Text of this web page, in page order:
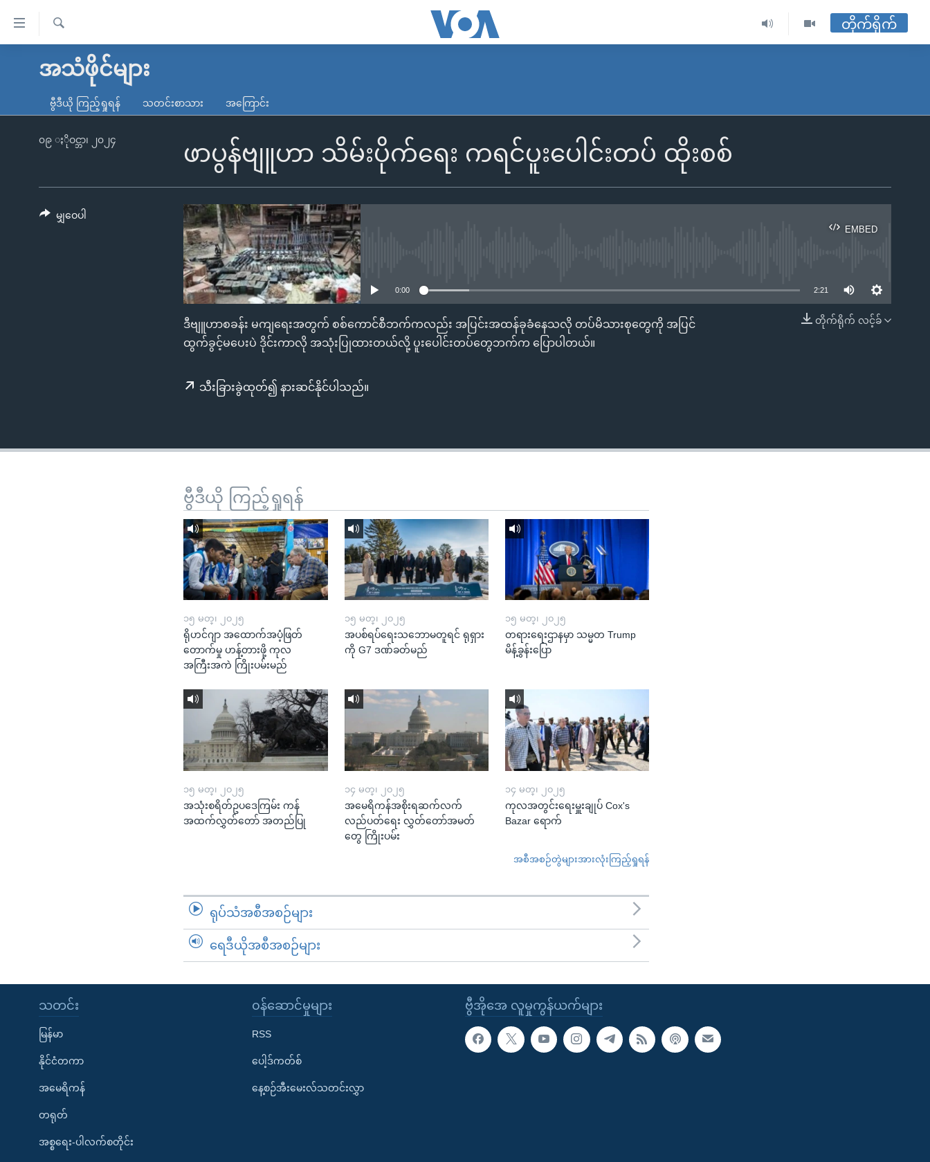
လွယ်ကူ
သည့်
မူလစာမျက်နှာ
ကမ္ဘာ့သတင်းများ
နိုင်ငံတကာ
တရုတ်
အစ္စရေး-ပါလက်စတိုင်း
ရပ်ဝန်းတခု လမ်းတခု အလွန်
အင်္ဂလိပ်စာလေ့လာမယ်
ရ
တိုက်ရိုက်
အသံဖိုင်များ
ဗွီဒီယို ကြည့်ရှုရန် သတင်းစာသား အကြောင်း
ဖာပွန်ဗျူဟာ သိမ်းပိုက်ရေး ကရင်ပူးပေါင်းတပ် ထိုးစစ်
၀၉ ႏိုဝင္ဘာ၊ ၂၀၂၄
EMBED
EMBED
0:00 2:21
တိုက်ရိုက် လင့်ခ်
ဒီဗျူဟာစခန်း မကျရေးအတွက် စစ်ကောင်စီဘက်ကလည်း အပြင်းအထန်ခုခံနေသလို တပ်မိသားစုတွေကို အပြင်
ထွက်ခွင့်မပေးပဲ ဒိုင်းကာလို အသုံးပြုထားတယ်လို့ ပူးပေါင်းတပ်တွေဘက်က ပြောပါတယ်။
သီးခြားခွဲထုတ်၍ နားဆင်နိုင်ပါသည်။
မျှဝေပါ
ဗွီဒီယို ကြည့်ရှုရန်
၁၅ မတ္၊ ၂၀၂၅
ရိုဟင်ဂျာ အထောက်အပံ့ဖြတ်
တောက်မှု ဟန့်တားဖို့ ကုလ
အကြီးအကဲ ကြိုးပမ်းမည်
၁၅ မတ္၊ ၂၀၂၅
အပစ်ရပ်ရေးသဘောမတူရင် ရုရှား
ကို G7 ဒဏ်ခတ်မည်
၁၅ မတ္၊ ၂၀၂၅
တရားရေးဌာနမှာ သမ္မတ Trump
မိန့်ခွန်းပြော
၁၅ မတ္၊ ၂၀၂၅
အသုံးစရိတ်ဥပဒေကြမ်း ကန်
အထက်လွှတ်တော် အတည်ပြု
၁၄ မတ္၊ ၂၀၂၅
အမေရိကန်အစိုးရဆက်လက်
လည်ပတ်ရေး လွှတ်တော်အမတ်
တွေ ကြိုးပမ်း
၁၄ မတ္၊ ၂၀၂၅
ကုလအတွင်းရေးမှူးချုပ် Cox's
Bazar ရောက်
အစီအစဉ်တွဲများအားလုံးကြည့်ရှုရန်
ရုပ်သံအစီအစဉ်များ
ရေဒီယိုအစီအစဉ်များ
ဗွီအိုအေ လူမှုကွန်ယက်များ
သတင်း
မြန်မာ
နိုင်ငံတကာ
အမေရိကန်
တရုတ်
အစ္စရေး-ပါလက်စတိုင်း
၀န်ဆောင်မှုများ
RSS
ပေါ့ဒ်ကတ်စ်
နေ့စဉ်အီးမေးလ်သတင်းလွှာ